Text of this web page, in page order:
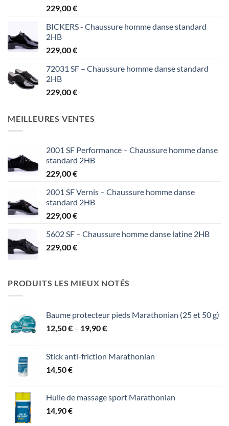
229,00€
BICKERS - Chaussure homme danse standard
2HB
229,00€
72031 SF – Chaussure homme danse standard
2HB
229,00€
MEILLEURES VENTES
2001 SF Performance – Chaussure homme danse
standard 2HB
229,00€
2001 SF Vernis – Chaussure homme danse
standard 2HB
229,00€
5602 SF – Chaussure homme danse latine 2HB
229,00€
PRODUITS LES MIEUX NOTÉS
Baume protecteur pieds Marathonian (25 et 50 g)
12,50€ – 19,90€Price
through
Stick anti-friction Marathonian
14,50€
Huile de massage sport Marathonian
14,90€